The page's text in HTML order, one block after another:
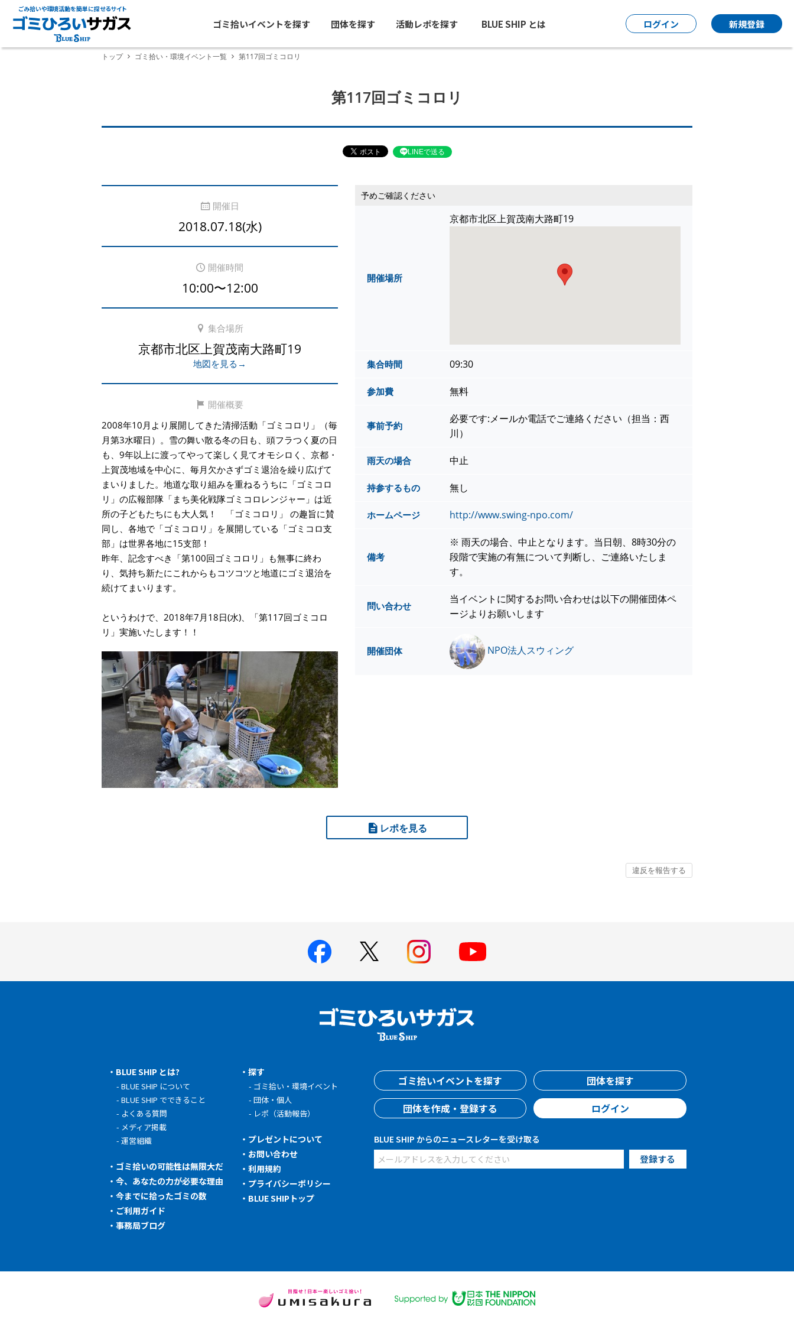
ごみ拾いや環境活動を簡単に探せるサイト
ゴミ拾いイベントを探す 団体を探す 活動レポを探す BLUE SHIP とは ログイン 新規登録
トップ ゴミ拾い・環境イベント一覧 第117回ゴミコロリ
第117回ゴミコロリ
LINEで送る
開催日
2018.07.18(水)
開催時間
10:00〜12:00
集合場所
京都市北区上賀茂南大路町19
地図を見る→
開催概要
2008年10月より展開してきた清掃活動「ゴミコロリ」（毎
月第3水曜日）。雪の舞い散る冬の日も、頭フラつく夏の日
も、9年以上に渡ってやって楽しく見てオモシロく、京都・
上賀茂地域を中心に、毎月欠かさずゴミ退治を繰り広げて
まいりました。地道な取り組みを重ねるうちに「ゴミコロ
リ」の広報部隊「まち美化戦隊ゴミコロレンジャー」は近
所の子どもたちにも大人気！ 「ゴミコロリ」 の趣旨に賛
同し、各地で「ゴミコロリ」を展開している「ゴミコロ支
部」は世界各地に15支部！
昨年、記念すべき「第100回ゴミコロリ」も無事に終わ
り、気持ち新たにこれからもコツコツと地道にゴミ退治を
続けてまいります。
というわけで、2018年7月18日(水)、「第117回ゴミコロ
リ」実施いたします！！
予めご確認ください
開催場所
京都市北区上賀茂南大路町19
集合時間 09:30
参加費 無料
事前予約
必要です:メールか電話でご連絡ください（担当：西
川）
雨天の場合 中止
持参するもの 無し
ホームページ http://www.swing-npo.com/
備考
※ 雨天の場合、中止となります。当日朝、8時30分の
段階で実施の有無について判断し、ご連絡いたしま
す。
問い合わせ
当イベントに関するお問い合わせは以下の開催団体ペ
ージよりお願いします
開催団体 NPO法人スウィング
レポを見る
BLUE SHIP とは?
BLUE SHIP について
BLUE SHIP でできること
よくある質問
メディア掲載
運営組織
ゴミ拾いの可能性は無限大だ
今、あなたの力が必要な理由
今までに拾ったゴミの数
ご利用ガイド
事務局ブログ
探す
ゴミ拾い・環境イベント
団体・個人
レポ（活動報告）
プレゼントについて
お問い合わせ
利用規約
プライバシーポリシー
BLUE SHIPトップ
ゴミ拾いイベントを探す
団体を探す
団体を作成・登録する
ログイン
BLUE SHIP からのニュースレターを受け取る